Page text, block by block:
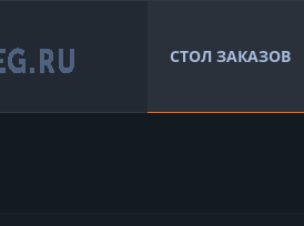
СТОЛ ЗАКАЗОВ